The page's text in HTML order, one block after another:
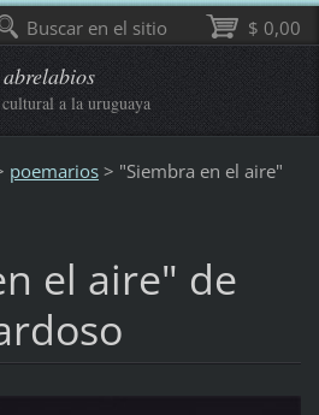
abrelabios
a la uruguaya
poemarios > "Siembra en el aire"
el aire" de
$ 0,00
Buscar en el sitio